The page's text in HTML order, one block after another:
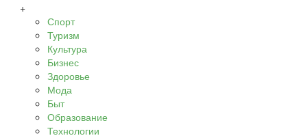
+
Спорт
Туризм
Культура
Бизнес
Здоровье
Мода
Быт
Образование
Технологии